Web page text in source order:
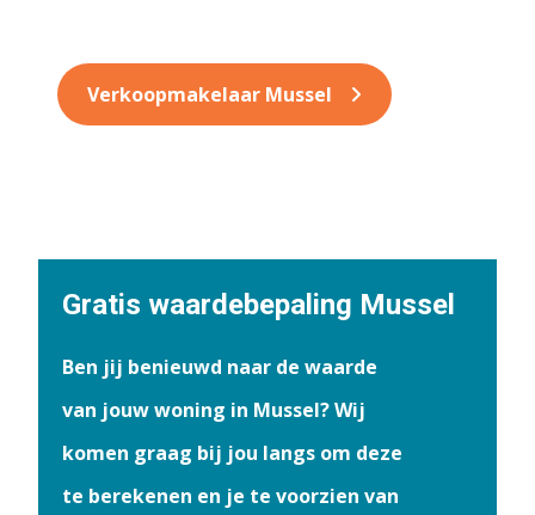
Verkoopmakelaar Mussel
Gratis waardebepaling Mussel
Ben jij benieuwd naar de waarde
van jouw woning in Mussel? Wij
komen graag bij jou langs om deze
te berekenen en je te voorzien van